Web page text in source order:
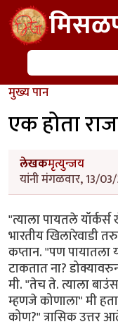
Skip to main content
शोध
मुख्य पान
एक होता
लेखकमृत्युन्जय
यांनी मंगळवार, 13/
"त्याला पायतले
भारतीय खिलारेवाडी
कप्तान. "पण पायातला
टाकतात ना?
मी. "तेच ते. त्याला
म्हणजे कोणाला" मी
कोण?" त्रासिक उत्तर